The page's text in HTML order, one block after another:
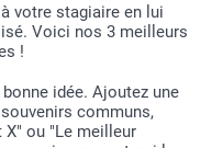
votre stagiaire en lui
Voici nos 3 meilleurs
!
idée. Ajoutez une
communs,
ou "Le meilleur